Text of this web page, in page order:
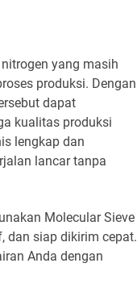
yang masih
produksi. Dengan
dapat
kualitas produksi
lengkap dan
lancar tanpa
Molecular Sieve
dan siap dikirim cepat.
Anda dengan